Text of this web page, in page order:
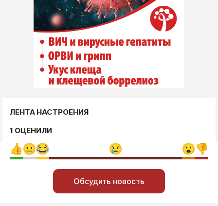
ЛЕНТА НАСТРОЕНИЯ
1 ОЦЕНИЛИ
Обсудить новость